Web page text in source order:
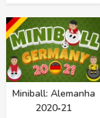
Miniball: Alemanha
2020‑21